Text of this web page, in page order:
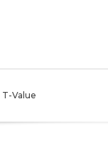
T-Value